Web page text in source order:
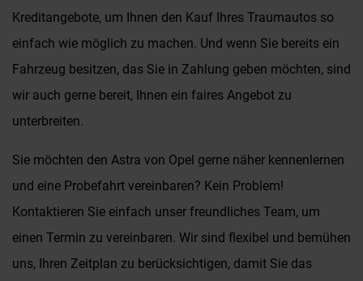
Kreditangebote, um Ihnen den Kauf Ihres Traumautos so
einfach wie möglich zu machen. Und wenn Sie bereits ein
Fahrzeug besitzen, das Sie in Zahlung geben möchten, sind
wir auch gerne bereit, Ihnen ein faires Angebot zu
unterbreiten.
Sie möchten den Astra von Opel gerne näher kennenlernen
und eine Probefahrt vereinbaren? Kein Problem!
Kontaktieren Sie einfach unser freundliches Team, um
einen Termin zu vereinbaren. Wir sind flexibel und bemühen
uns, Ihren Zeitplan zu berücksichtigen, damit Sie das